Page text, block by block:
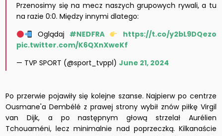
Przenosimy się na mecz naszych grupowych rywali, a tu
na razie 0:0. Między innymi dlatego:
Oglądaj #NEDFRA
https://t.co/y2bL9DQezo
pic.twitter.com/K6QXnXweKf
— TVP SPORT (@sport_tvppl)June 21, 2024
Po przerwie pojawiły się kolejne szanse. Najpierw po centrze
Ousmane'a Dembélé z prawej strony wybił znów piłkę Virgil
van Dijk, a po następnym głową strzelał Aurélien
Tchouaméni, lecz minimalnie nad poprzeczką. Kilkanaście